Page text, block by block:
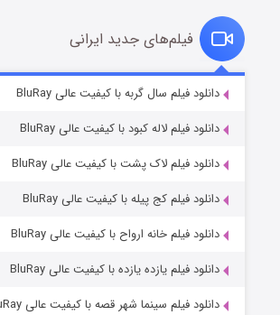
قسمت۶ (زیرنویس) منتشر شد
فیلم‌های جدید ایرانی
دانلود فیلم سال گربه با کیفیت عالی BluRay
دانلود فیلم لاله کبود با کیفیت عالی BluRay
دانلود فیلم لاک پشت با کیفیت عالی BluRay
دانلود فیلم کج‌ پیله با کیفیت عالی BluRay
دانلود فیلم خانه ارواح با کیفیت عالی BluRay
دانلود فیلم یازده یازده با کیفیت عالی BluRay
دانلود فیلم سینما شهر قصه با کیفیت عالی BluRay